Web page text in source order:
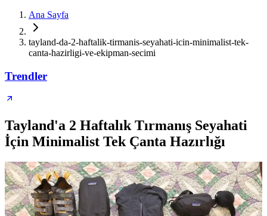
Ana Sayfa
tayland-da-2-haftalik-tirmanis-seyahati-icin-minimalist-tek-
canta-hazirligi-ve-ekipman-secimi
Trendler
Tayland'a 2 Haftalık Tırmanış Seyahati
İçin Minimalist Tek Çanta Hazırlığı